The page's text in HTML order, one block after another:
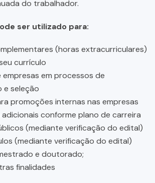
do trabalhador.
ser utilizado para:
(horas extracurriculares)
currículo
empresas em processos de
seleção
promoções internas nas empresas
conforme plano de carreira
(mediante verificação do edital)
(mediante verificação do edital)
e doutorado;
finalidades